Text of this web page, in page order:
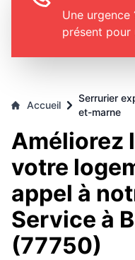
Une urgence
présent pour
Accueil
Serrurier
et-marne
Améliorez
votre
appel à
Service à
(77750)